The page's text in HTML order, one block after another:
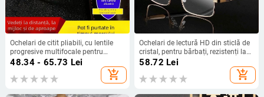
Ochelari de citit pliabili, cu lentile
progresive multifocale pentru
vedere la distanță și aproape, cu
protecție împotriva luminii albastre
48.34 - 65.73 Lei
add_shopping_cart
Ochelari de lectură HD din sticlă de
cristal, pentru bărbați, rezistenți la
uzură și zgârieturi, stil business
modern, ramă metalică, cadru
complet
58.72 Lei
add_shopping_cart